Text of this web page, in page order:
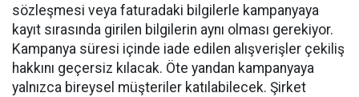
sözleşmesi veya faturadaki bilgilerle kampanyaya
kayıt sırasında girilen bilgilerin aynı olması gerekiyor.
Kampanya süresi içinde iade edilen alışverişler çekiliş
hakkını geçersiz kılacak. Öte yandan kampanyaya
yalnızca bireysel müşteriler katılabilecek. Şirket